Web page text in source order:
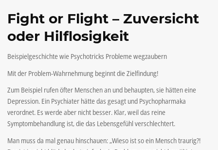
Fight or Flight – Zuversicht
oder Hilflosigkeit
Beispielgeschichte wie Psychotricks Probleme wegzaubern
Mit der Problem-Wahrnehmung beginnt die Zielfindung!
Zum Beispiel rufen öfter Menschen an und behaupten, sie hätten eine
Depression. Ein Psychiater hätte das gesagt und Psychopharmaka
verordnet. Es werde aber nicht besser. Klar, weil das reine
Symptombehandlung ist, die das Lebensgefühl verschlechtert.
Man muss da mal genau hinschauen: „Wieso ist so ein Mensch traurig?!